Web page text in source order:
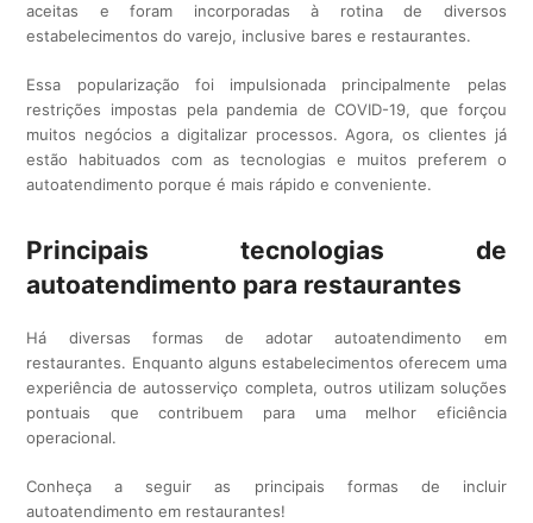
aceitas e foram incorporadas à rotina de diversos
estabelecimentos do varejo, inclusive bares e restaurantes.
Essa popularização foi impulsionada principalmente pelas
restrições impostas pela pandemia de COVID-19, que forçou
muitos negócios a digitalizar processos. Agora, os clientes já
estão habituados com as tecnologias e muitos preferem o
autoatendimento porque é mais rápido e conveniente.
Principais tecnologias de
autoatendimento para restaurantes
Há diversas formas de adotar autoatendimento em
restaurantes. Enquanto alguns estabelecimentos oferecem uma
experiência de autosserviço completa, outros utilizam soluções
pontuais que contribuem para uma melhor eficiência
operacional.
Conheça a seguir as principais formas de incluir
autoatendimento em restaurantes!